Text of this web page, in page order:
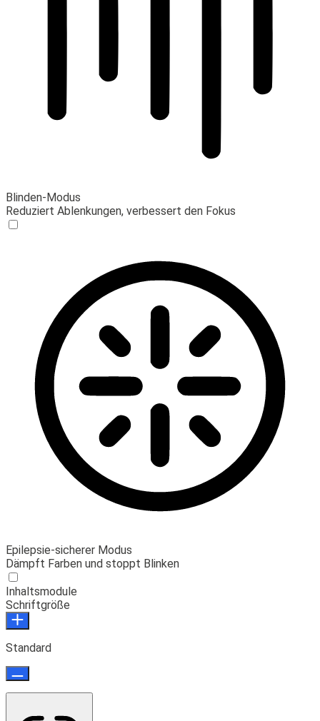
Blinden-Modus
Reduziert Ablenkungen, verbessert den Fokus
Epilepsie-sicherer Modus
Dämpft Farben und stoppt Blinken
Inhaltsmodule
Schriftgröße
Standard